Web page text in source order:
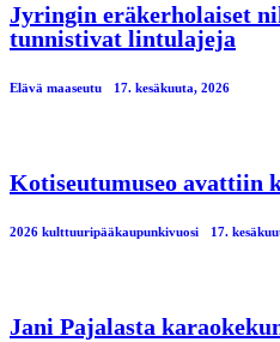
Jyringin eräkerholaiset
tunnistivat lintulajeja
Elävä maaseutu 17. kesäkuuta, 2026
Kotiseutumuseo avattiin
2026 kulttuuripääkaupunkivuosi 17.
Jani Pajalasta